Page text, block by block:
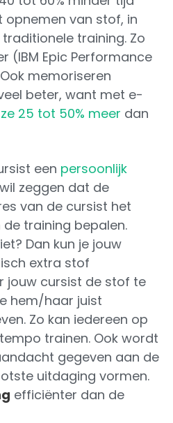
van stof, in
training. Zo
(IBM Epic Performance
memoriseren
beter, want met e-
25 tot 50% meer dan
een persoonlijk
zeggen dat de
van de cursist het
training bepalen.
Dan kun je jouw
extra stof
jouw cursist de stof te
hem/haar juist
Zo kan iedereen op
trainen. Ook wordt
gegeven aan de
uitdaging vormen.
efficiënter dan de